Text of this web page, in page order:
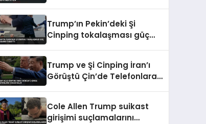
Trump’ın Pekin’deki Şi
Cinping tokalaşması güç
Trump ve Şi Cinping İran’ı
Görüştü Çin’de Telefonlara
Cole Allen Trump suikast
girişimi suçlamalarını